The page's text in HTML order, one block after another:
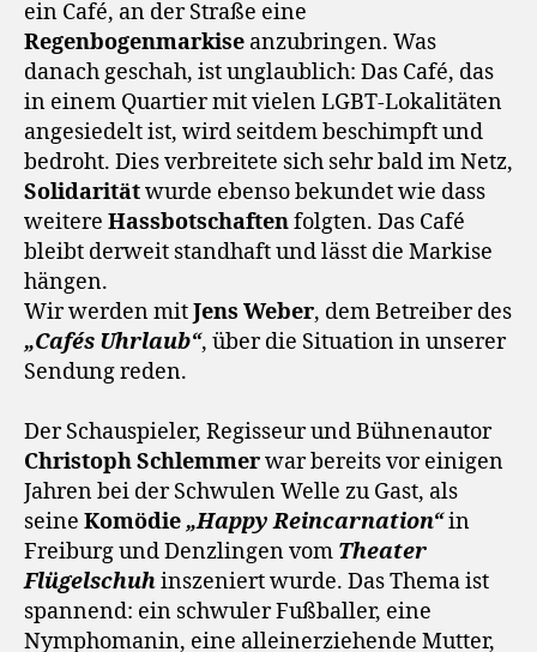
ein Café, an der Straße eine
Regenbogenmarkise anzubringen. Was
danach geschah, ist unglaublich: Das Café, das
in einem Quartier mit vielen LGBT-Lokalitäten
angesiedelt ist, wird seitdem beschimpft und
bedroht. Dies verbreitete sich sehr bald im Netz,
Solidaritätwurde ebenso bekundet wie dass
weitere Hassbotschaftenfolgten. Das Café
bleibt derweit standhaft und lässt die Markise
hängen.
Wir werden mitJens Weber, dem Betreiber des
„Cafés Uhrlaub“, über die Situation in unserer
Sendung reden.
Der Schauspieler, Regisseur und Bühnenautor
Christoph Schlemmerwar bereits vor einigen
Jahren bei der Schwulen Welle zu Gast, als
seine Komödie „Happy Reincarnation“in
Freiburg und Denzlingen vom Theater
Flügelschuhinszeniert wurde. Das Thema ist
spannend: ein schwuler Fußballer, eine
Nymphomanin, eine alleinerziehende Mutter,